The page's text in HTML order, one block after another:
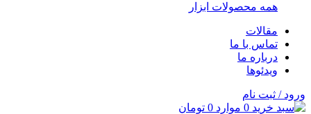
همه محصولات ابزار
مقالات
تماس با ما
درباره ما
ویدئوها
ورود / ثبت نام
0 موارد 0 تومان